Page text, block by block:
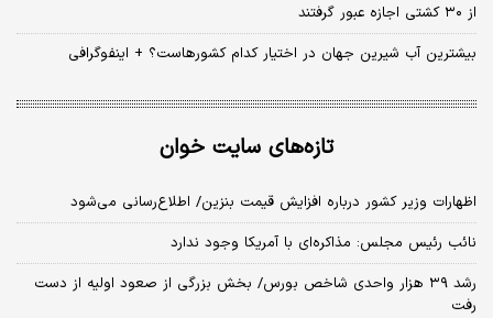
از ۳۰ کشتی اجازه عبور گرفتند
بیشترین آب شیرین جهان در اختیار کدام کشورهاست؟ + اینفوگرافی
تازه‌های سایت خوان
اظهارات وزیر کشور درباره افزایش قیمت بنزین/ اطلاع‌رسانی می‌شود
نائب رئیس مجلس: مذاکره‌ای با آمریکا وجود ندارد
رشد ۳۹ هزار واحدی شاخص بورس/ بخش بزرگی از صعود اولیه از دست
رفت